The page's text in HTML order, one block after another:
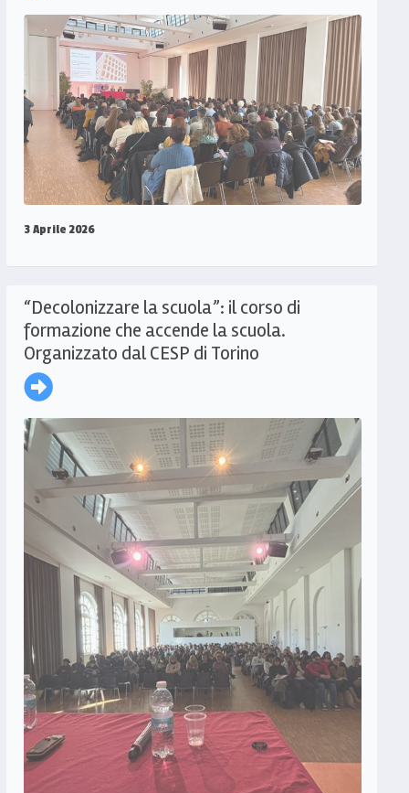
3 Aprile 2026
“Decolonizzare la scuola”: il corso di
formazione che accende la scuola.
Organizzato dal CESP di Torino